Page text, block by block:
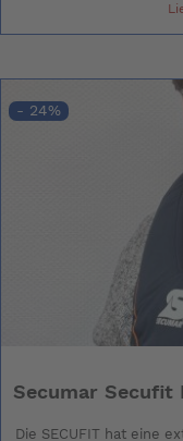
- 24%
Secumar Secufit
Die SECUFIT hat eine